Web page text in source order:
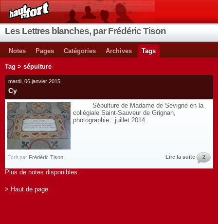
Les Lettres blanches, par Frédéric Tison
Notes Pages Catégories Archives Tags
Tag > sépulture
mardi, 06 janvier 2015
Cy
Sépulture de Madame de Sévigné en la
collégiale Saint-Sauveur de Grignan,
photographie : juillet 2014.
Écrit par Frédéric Tison Lire la suite 2
Plus de notes disponibles.
> Haut de page